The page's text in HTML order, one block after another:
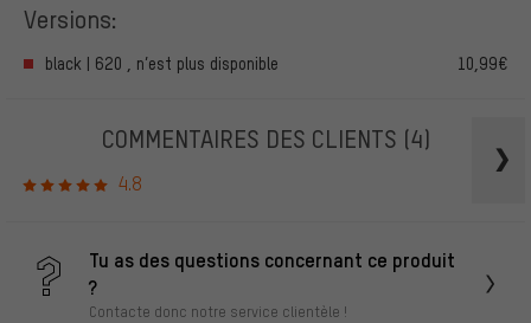
Versions:
black | 620 , n’est plus disponible 10,99€
COMMENTAIRES DES CLIENTS (4)
4.8
Tu as des questions concernant ce produit
?
Contacte donc notre service clientèle !